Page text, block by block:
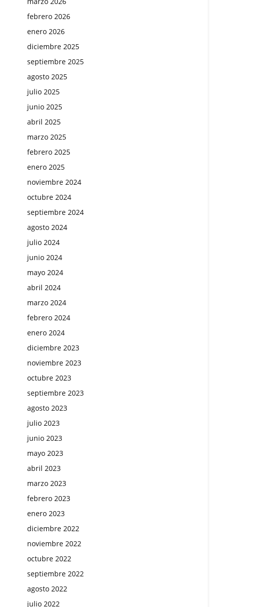
febrero 2026
enero 2026
diciembre 2025
septiembre 2025
agosto 2025
julio 2025
junio 2025
abril 2025
marzo 2025
febrero 2025
enero 2025
noviembre 2024
octubre 2024
septiembre 2024
agosto 2024
julio 2024
junio 2024
mayo 2024
abril 2024
marzo 2024
febrero 2024
enero 2024
diciembre 2023
noviembre 2023
octubre 2023
septiembre 2023
agosto 2023
julio 2023
junio 2023
mayo 2023
abril 2023
marzo 2023
febrero 2023
enero 2023
diciembre 2022
noviembre 2022
octubre 2022
septiembre 2022
agosto 2022
julio 2022